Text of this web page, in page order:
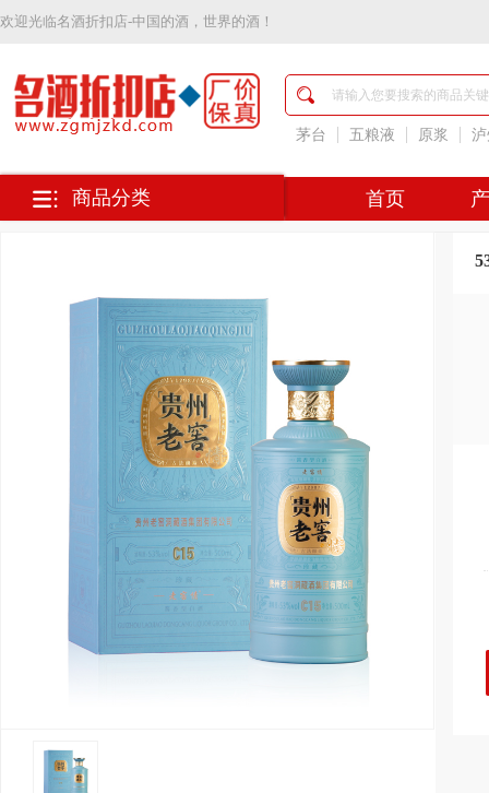
欢迎光临名酒折扣店-中国的酒，世界的酒！
茅台 五粮液 原浆
首页
商品分类